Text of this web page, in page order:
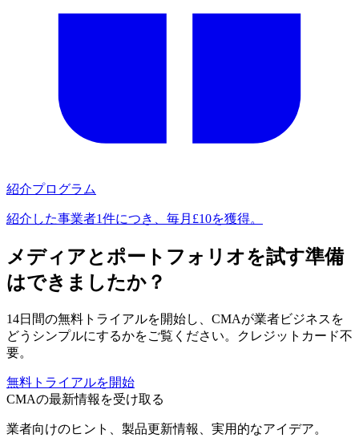
紹介プログラム
紹介した事業者1件につき、毎月£10を獲得。
メディアとポートフォリオを試す準備
はできましたか？
14日間の無料トライアルを開始し、CMAが業者ビジネスを
どうシンプルにするかをご覧ください。クレジットカード不
要。
無料トライアルを開始
CMAの最新情報を受け取る
業者向けのヒント、製品更新情報、実用的なアイデア。